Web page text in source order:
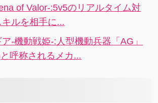
of Valor-:5v5のリアルタイム対
ルを相手に...
-機動戦姫-:人型機動兵器「AG」
呼称されるメカ...